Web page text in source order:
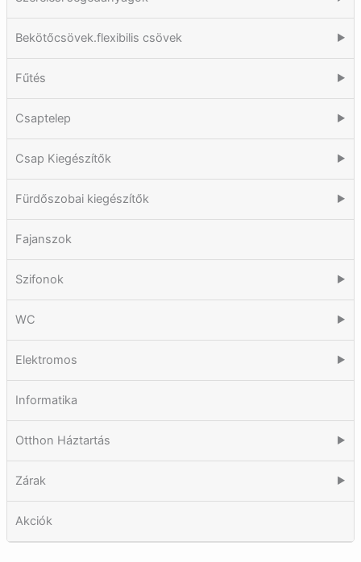
Bekötőcsövek.flexibilis csövek ▶
Fűtés ▶
Csaptelep ▶
Csap Kiegészítők ▶
Fürdőszobai kiegészítők ▶
Fajanszok
Szifonok ▶
WC ▶
Elektromos ▶
Informatika
Otthon Háztartás ▶
Zárak ▶
Akciók